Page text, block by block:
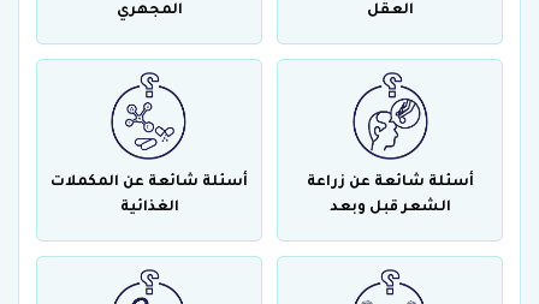
العقل
المجهري
أسئلة شائعة عن زراعة
الشعر قبل وبعد
أسئلة شائعة عن المكملات
الغذائية